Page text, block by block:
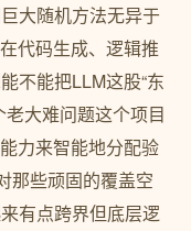
大随机方法无异于
代码生成、逻辑推
不能把LLM这股“东
大难问题这个项目
力来智能地分配验
那些顽固的覆盖空
有点跨界但底层逻